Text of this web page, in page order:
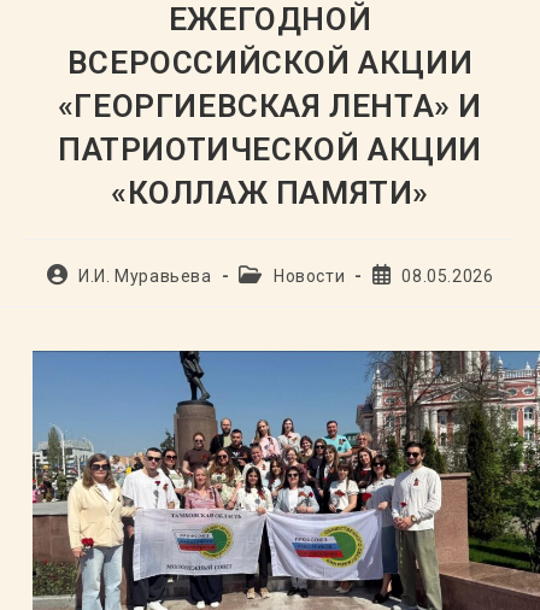
ЕЖЕГОДНОЙ
ВСЕРОССИЙСКОЙ АКЦИИ
«ГЕОРГИЕВСКАЯ ЛЕНТА» И
ПАТРИОТИЧЕСКОЙ АКЦИИ
«КОЛЛАЖ ПАМЯТИ»
АвторИ.И. Муравьева
РубрикаНовости
Запись08.05.2026